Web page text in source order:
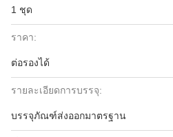
1 ชุด
ราคา:
ต่อรองได้
รายละเอียดการบรรจุ:
บรรจุภัณฑ์ส่งออกมาตรฐาน